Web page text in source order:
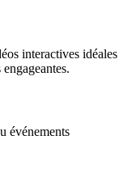
interactives idéales
événements